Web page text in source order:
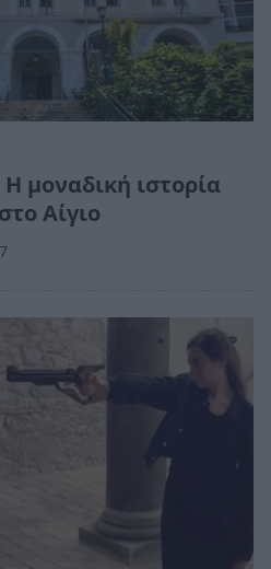
μοναδική ιστορία
Αίγιο